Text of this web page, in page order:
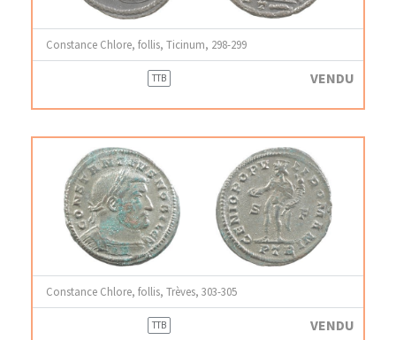
Constance Chlore, follis, Ticinum, 298-299
TTB VENDU
Constance Chlore, follis, Trèves, 303-305
TTB VENDU